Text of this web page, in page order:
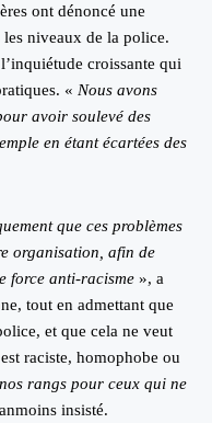
ont dénoncé une
niveaux de la police.
croissante qui
« Nous avons
avoir soulevé des
en étant écartées des
que ces problèmes
organisation, afin de
force anti-racisme », a
tout en admettant que
et que cela ne veut
raciste, homophobe ou
rangs pour ceux qui ne
insisté.